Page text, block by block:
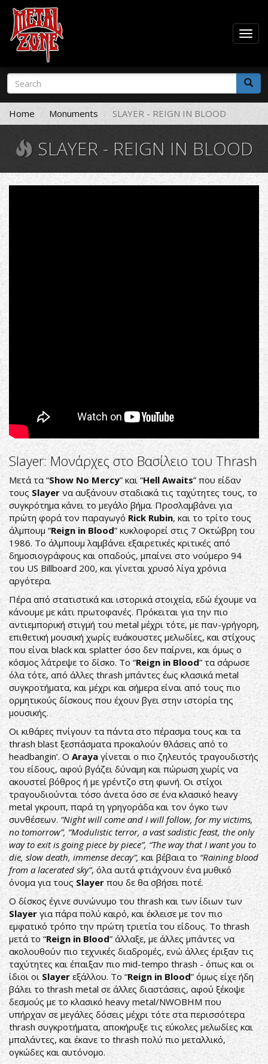
Skip
main
content
Search
form
Search
Home Monuments SLAYER - REIGN IN BLOOD
SLAYER - REIGN IN BLOOD
Slayer: Μονάρχες στο Βασίλειο του Τhrash
Μετά τα “Show NoMercy” και “ΗellAwaits” που είδαν
τους Slayer να αυξάνουν σταδιακά τις ταχύτητες τους, το
συγκρότημα κάνει το μεγάλο βήμα. Προσλαμβάνει για
πρώτη φορά τον παραγωγόRick Rubin, και το τρίτο τους
άλμπουμ “ReigninBlood” κυκλοφορεί στις 7 Οκτώβρη του
1986. Το άλμπουμ λαμβάνει εξαιρετικές κριτικές από
δημοσιογράφους και οπαδούς, μπαίνει στο νούμερο 94
του US Billboard 200, και γίνεται χρυσό λίγα χρόνια
αργότερα.
Πέρα από στατιστικά και ιστορικά στοιχεία, εδώ έχουμε να
κάνουμε με κάτι πρωτοφανές. Πρόκειται για την πιο
αντιεμπορική στιγμή του metal μέχρι τότε, με παν-γρήγορη,
επιθετική μουσική χωρίς ευάκουστες μελωδίες, και στίχους
που είναι black και splatter όσο δεν παίρνει, και όμως ο
κόσμος λάτρεψε το δίσκο. Το “Reign inBlood” τα σάρωσε
όλα τότε, από άλλες thrash μπάντες έως κλασικά metal
συγκροτήματα, και μέχρι και σήμερα είναι από τους πιο
ορμητικούς δίσκους που έχουν βγει στην ιστορία της
μουσικής.
Οι κιθάρες πνίγουν τα πάντα στο πέρασμα τους και τα
thrash blast ξεσπάσματα προκαλούν θλάσεις από το
headbangin’. ΟArayaγίνεται ο πιο ζηλευτός τραγουδιστής
του είδους, αφού βγάζει δύναμη και πώρωση χωρίς να
ακουστεί βόθρος ή με γρέντζο στη φωνή. Οι στίχοι
τραγουδιούνται τόσο άνετα όσο σε ένα κλασικό heavy
metal γκρουπ, παρά τη γρηγοράδα και τον όγκο των
συνθέσεων.“Night will come and I will follow, for my victims,
no tomorrow”, “Modulistic terror, a vast sadistic feast, the only
way to exit is going piece by piece”, “The way that I want you to
die, slow death, immense decay”,και βέβαια το “Raining blood
from a lacerated sky”, όλα αυτά φτιάχνουν ένα μυθικό
όνομα για τουςSlayer που δε θα σβήσει ποτέ.
O δίσκος έγινε συνώνυμο του thrash και των ίδιων των
Slayer για πάρα πολύ καιρό, και έκλεισε με τον πιο
εμφατικό τρόπο την πρώτη τριετία του είδους. Tο thrash
μετά το “Reignin Blood” άλλαξε, με άλλες μπάντες να
ακολουθούν πιο τεχνικές διαδρομές, ενώ άλλες έριξαν τις
ταχύτητες και έπαιξαν πιο mid-tempo thrash - όπως και οι
ίδιοι οιSlayerεξάλλου. Το “Reign in Blood” όμως είχε ήδη
βάλει το thrash metal σε άλλες διαστάσεις, αφού ξέκοψε
δεσμούς με το κλασικό heavy metal/ΝWOBHM που
υπήρχαν σε μεγάλες δόσεις μέχρι τότε στα περισσότερα
thrash συγκροτήματα, αποκήρυξε τις εύκολες μελωδίες και
μπαλάντες, και έκανε το thrash πολύ πιο μεταλλικό,
ογκώδες και αυτόνομο.